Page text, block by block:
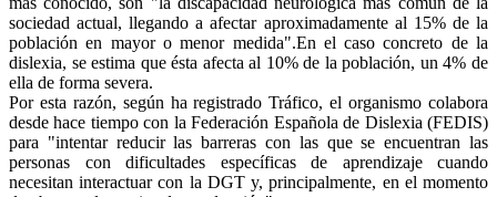
sociedad actual, llegando a afectar aproximadamente al 15% de la
población en mayor o menor medida".En el caso concreto de la
dislexia, se estima que ésta afecta al 10% de la población, un 4% de
ella de forma severa.
Por esta razón, según ha registrado Tráfico, el organismo colabora
desde hace tiempo con la Federación Española de Dislexia (FEDIS)
para "intentar reducir las barreras con las que se encuentran las
personas con dificultades específicas de aprendizaje cuando
necesitan interactuar con la DGT y, principalmente, en el momento